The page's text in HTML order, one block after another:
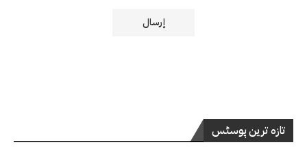
تازہ ترین پوسٹس